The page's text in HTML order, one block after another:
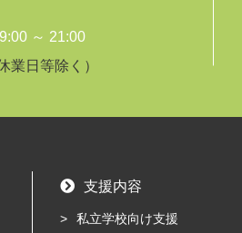
～ 21:00
業日等除く）
支援内容
私立学校向け支援